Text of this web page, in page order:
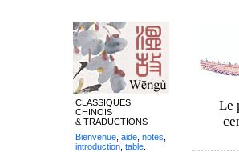
Le
CLASSIQUES
CHINOIS
& TRADUCTIONS
Bienvenue aide notes
introduction table